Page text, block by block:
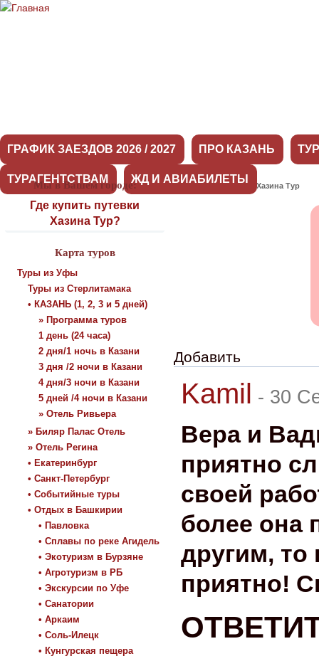
ГРАФИК ЗАЕЗДОВ 2026 / 2027 ПРО КАЗАНЬ
ТУРАГЕНТСТВАМ ЖД И АВИАБИЛЕТЫ
Мы в Вашем городе:
Где купить путевки
Хазина Тур?
Карта туров
Туры из Уфы
Туры из Стерлитамака
• КАЗАНЬ (1, 2, 3 и 5 дней)
» Программа туров
1 день (24 часа)
2 дня/1 ночь в Казани
3 дня /2 ночи в Казани
4 дня/3 ночи в Казани
5 дней /4 ночи в Казани
» Отель Ривьера
» Биляр Палас Отель
» Отель Регина
• Екатеринбург
• Санкт-Петербург
• Событийные туры
• Отдых в Башкирии
• Павловка
• Сплавы по реке Агидель
• Экотуризм в Бурзяне
• Агротуризм в РБ
• Экскурсии по Уфе
• Санатории
• Аркаим
• Соль-Илецк
• Кунгурская пещера
Оставить отзыв о Хазина Тур
Добавить
Kamil - 30
Вера и
приятно
своей
более она
другим, то
приятно!